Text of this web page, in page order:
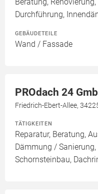
Durchführung,
GEBÄUDETEILE
Wand / Fassade
PROdach 24
Friedrich-Ebert-Allee,
TÄTIGKEITEN
Reparatur, Beratung,
Dämmung /
Schornsteinbau,